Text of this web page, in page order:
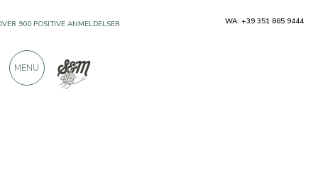
900 POSITIVE ANMELDELSER WA: +39 351 865 9444
MENU